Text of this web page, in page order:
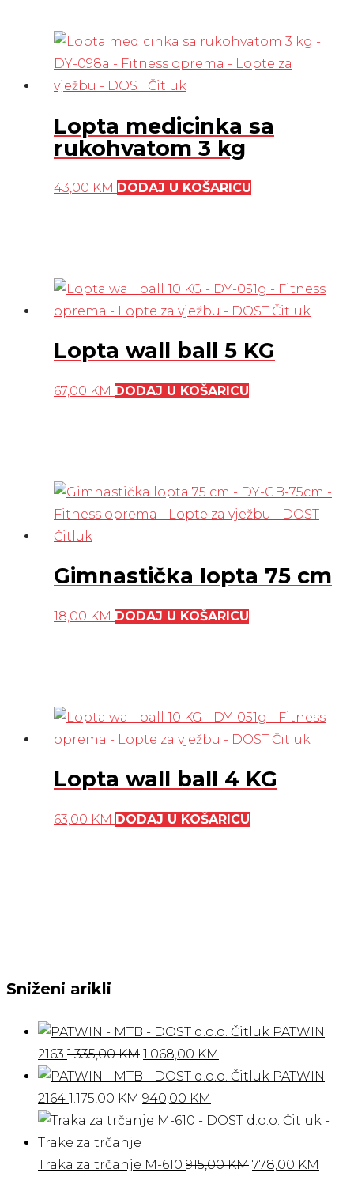
Lopta medicinka sa
rukohvatom 3 kg
43,00 KM DODAJ U KOŠARICU
Lopta wall ball 5 KG
67,00 KM DODAJ U KOŠARICU
Gimnastička lopta 75 cm
18,00 KM DODAJ U KOŠARICU
Lopta wall ball 4 KG
63,00 KM DODAJ U KOŠARICU
Sniženi arikli
PATWIN
2163 1.335,00KM Izvorna
cijena
bila
je:
1.068,00 KM
cijena
1.068,00 KM.
PATWIN
2164 1.175,00KM Izvorna
cijena
je:
940,00 KM
cijena
940,00 KM.
Traka za trčanje M-610 915,00KM Izvorna
778,00 KM